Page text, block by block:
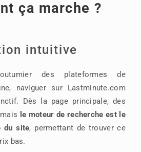
ça marche ?
intuitive
des plateformes de
naviguer sur Lastminute.com
Dès la page principale, des
le moteur de recherche est le
du site, permettant de trouver ce
bas.